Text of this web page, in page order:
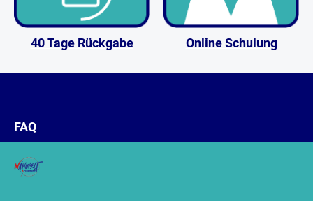
40 Tage Rückgabe Online Schulung
FAQ